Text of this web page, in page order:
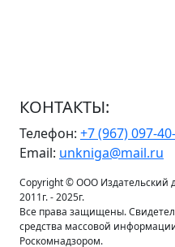
КОНТАКТЫ:
Телефон: +7 (967) 097-
Email: unkniga@mail.ru
Copyright © ООО Издательский
2011г. - 2025г.
Все права защищены.
средства массовой
Роскомнадзором.